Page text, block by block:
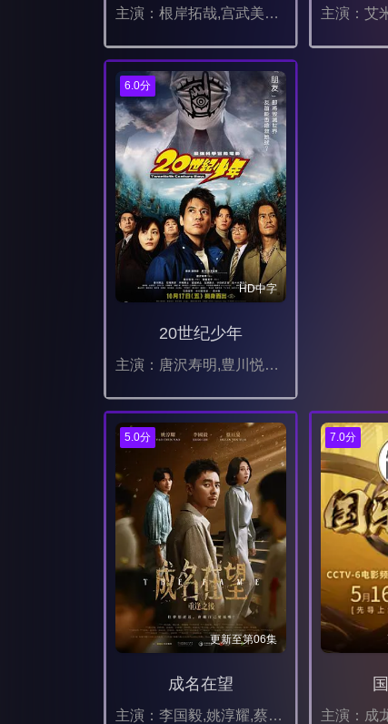
主演：根岸拓哉,宫武美樱,大野瑞生,云母,草川拓弥,木野花,津川雅彦,宇野祥平,石丸博也,桥本达也,关智一,杉田智和
6.0分
HD中字
20世纪少年
主演：唐沢寿明,豊川悦司,常盤貴子
5.0分
更新至第06集
成名在望
主演：李国毅,姚淳耀,蔡亘晏,黄迪扬,黄采仪,龙天翔,乔瑟夫,吴言凜,黄惟,朱匀甄,段钧豪
7.0分